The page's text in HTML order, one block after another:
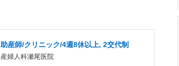
助産師/クリニック/4週8休以上, 2交代制
産婦人科瀬尾医院